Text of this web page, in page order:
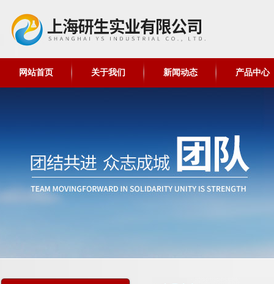
网站首页 关于我们 新闻动态 产品中心